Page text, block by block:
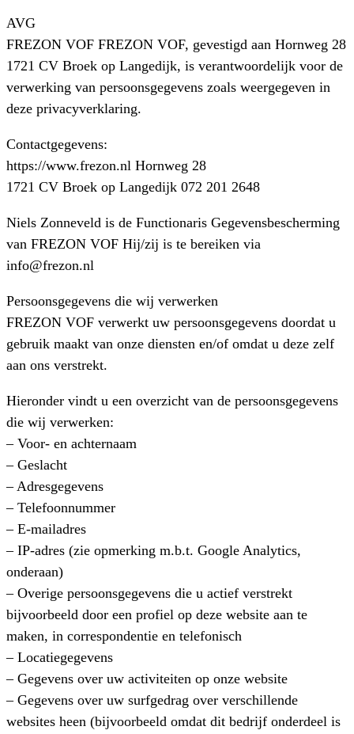
AVG
FREZON VOF FREZON VOF, gevestigd aan Hornweg 28
1721 CV Broek op Langedijk, is verantwoordelijk voor de
verwerking van persoonsgegevens zoals weergegeven in
deze privacyverklaring.
Contactgegevens:
https://www.frezon.nl Hornweg 28
1721 CV Broek op Langedijk 072 201 2648
Niels Zonneveld is de Functionaris Gegevensbescherming
van FREZON VOF Hij/zij is te bereiken via
info@frezon.nl
Persoonsgegevens die wij verwerken
FREZON VOF verwerkt uw persoonsgegevens doordat u
gebruik maakt van onze diensten en/of omdat u deze zelf
aan ons verstrekt.
Hieronder vindt u een overzicht van de persoonsgegevens
die wij verwerken:
– Voor- en achternaam
– Geslacht
– Adresgegevens
– Telefoonnummer
– E-mailadres
– IP-adres (zie opmerking m.b.t. Google Analytics,
onderaan)
– Overige persoonsgegevens die u actief verstrekt
bijvoorbeeld door een profiel op deze website aan te
maken, in correspondentie en telefonisch
– Locatiegegevens
– Gegevens over uw activiteiten op onze website
– Gegevens over uw surfgedrag over verschillende
websites heen (bijvoorbeeld omdat dit bedrijf onderdeel is